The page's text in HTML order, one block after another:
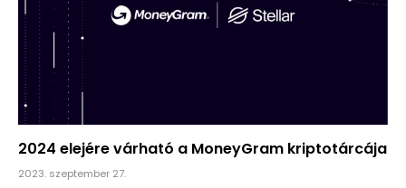
2024 elejére várható a MoneyGram kriptotárcája
2023. szeptember 27.